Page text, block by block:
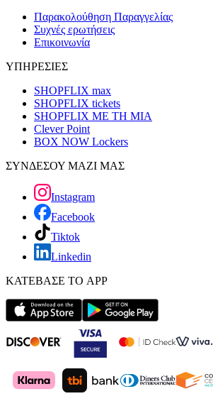
Παρακολούθηση Παραγγελίας
Συχνές ερωτήσεις
Επικοινωνία
ΥΠΗΡΕΣΙΕΣ
SHOPFLIX max
SHOPFLIX tickets
SHOPFLIX ΜΕ ΤΗ ΜΙΑ
Clever Point
BOX NOW Lockers
ΣΥΝΔΕΣΟΥ ΜΑΖΙ ΜΑΣ
Instagram
Facebook
Tiktok
Linkedin
ΚΑΤΕΒΑΣΕ ΤΟ APP